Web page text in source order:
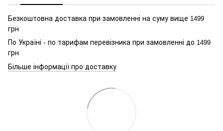
Безкоштовна доставка при замовленні на суму вище 1499
грн
По Україні - по тарифам перевізника при замовленні до 1499
грн
Більше інформації про доставку